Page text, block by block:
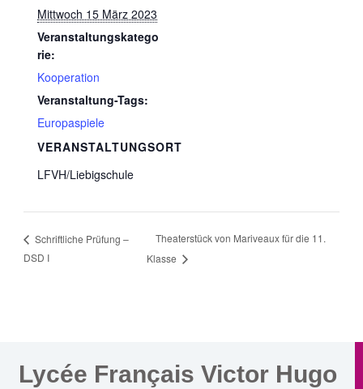
Mittwoch 15 März 2023
Veranstaltungskatego
rie:
Kooperation
Veranstaltung-Tags:
Europaspiele
VERANSTALTUNGSORT
LFVH/Liebigschule
Schriftliche Prüfung –
DSD I
Theaterstück von Mariveaux für die 11.
Klasse
Lycée Français Victor Hugo